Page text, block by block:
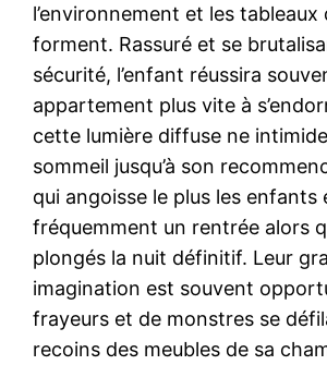
l’environnement et les tableaux
forment. Rassuré et se
sécurité, l’enfant réussira
appartement plus vite à
cette lumière diffuse ne
sommeil jusqu’à son
qui angoisse le plus les enfants
fréquemment un rentrée alors
plongés la nuit définitif. Leur
imagination est souvent
frayeurs et de monstres se
recoins des meubles de sa